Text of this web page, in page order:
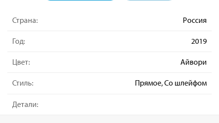
Страна: Россия
Год: 2019
Цвет: Айвори
Стиль: Прямое, Со шлейфом
Детали: